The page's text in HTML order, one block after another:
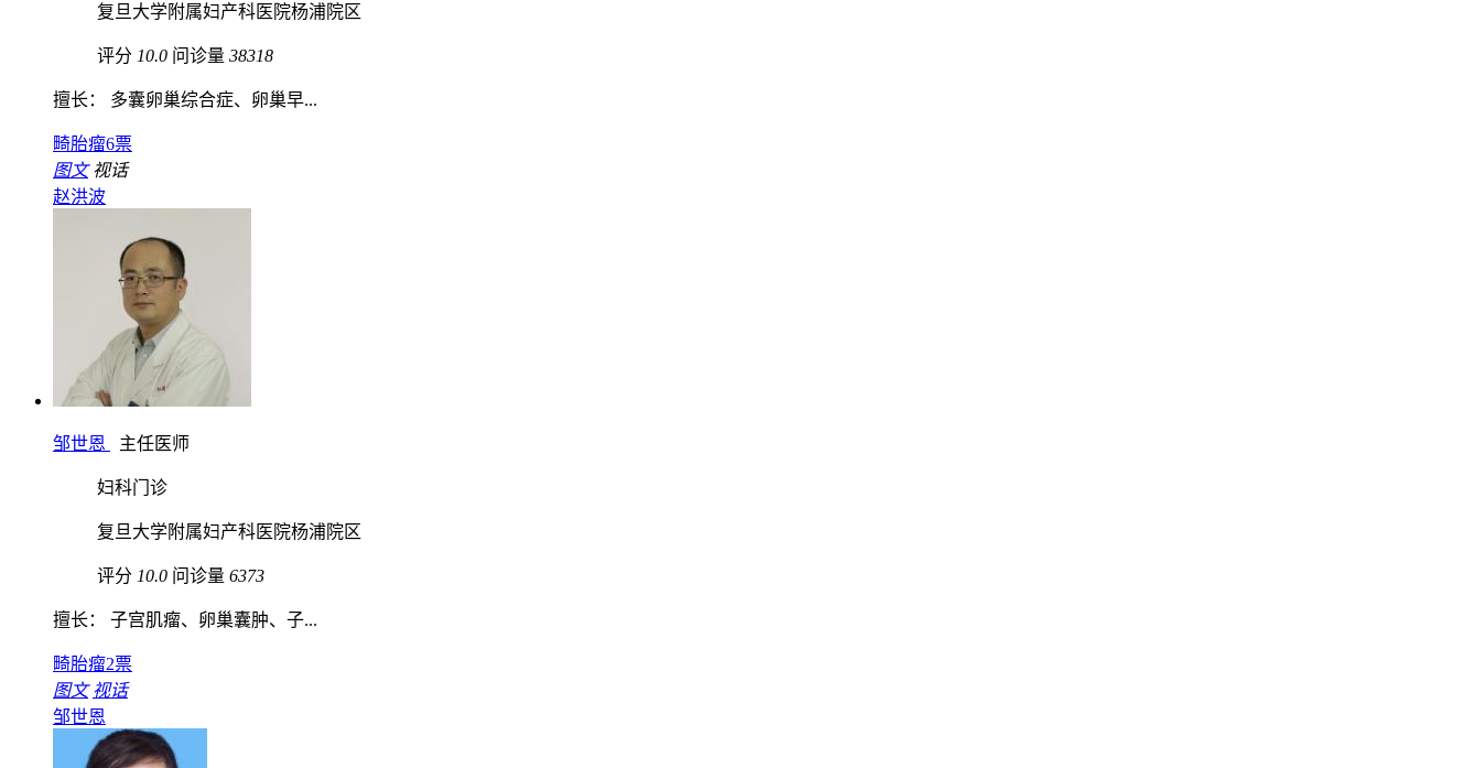
复旦大学附属妇产科医院杨浦院区
评分 10.0 问诊量 38318
擅长： 多囊卵巢综合症、卵巢早...
畸胎瘤6票
图文 视话
赵洪波
邹世恩 主任医师
妇科门诊
复旦大学附属妇产科医院杨浦院区
评分 10.0 问诊量 6373
擅长： 子宫肌瘤、卵巢囊肿、子...
畸胎瘤2票
图文 视话
邹世恩